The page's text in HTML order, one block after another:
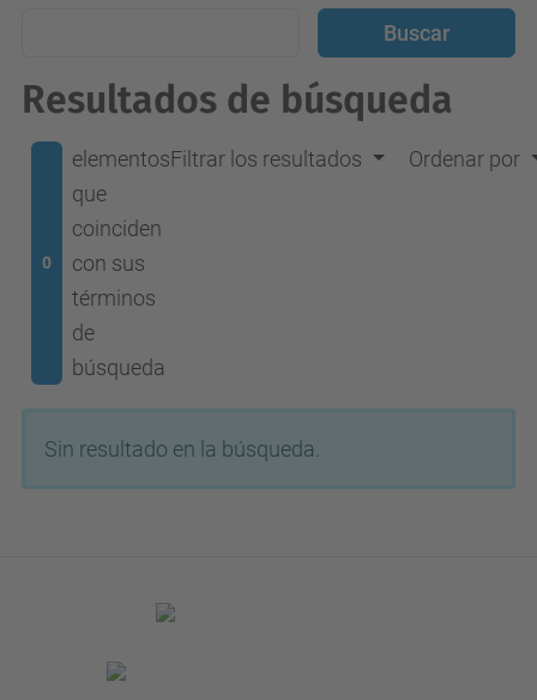
Resultados de búsqueda
0
elementos
que
coinciden
con sus
términos
de
búsqueda
Filtrar los resultados Ordenar por
Sin resultado en la búsqueda.